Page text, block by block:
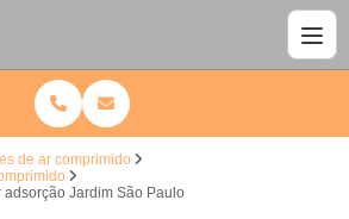
de ar comprimido
Jardim São Paulo